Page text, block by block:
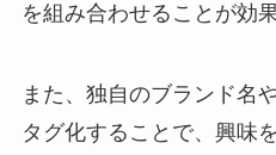
を組み合わせることが効
また、独自のブランド名
タグ化することで、興味